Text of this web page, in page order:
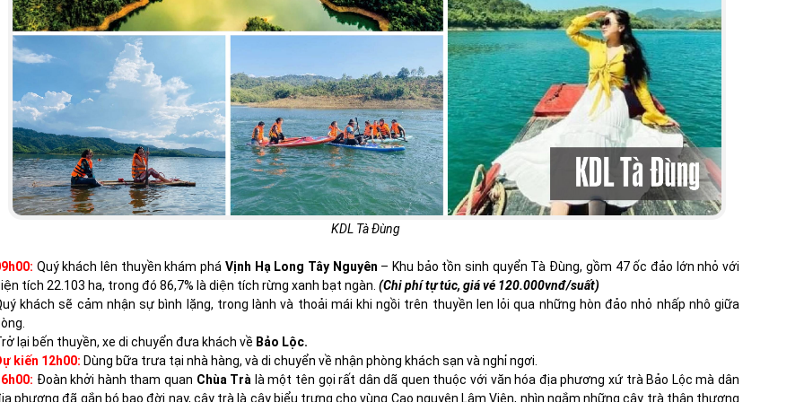
KDL Tà Đùng
Quý khách lên thuyền khám phá Vịnh Hạ Long Tây Nguyên – Khu bảo tồn sinh quyển Tà Đùng, gồm 47 ốc đảo lớn nhỏ với
tích 22.103 ha, trong đó 86,7% là diện tích rừng xanh bạt ngàn. (Chi phí tự túc, giá vé 120.000vnđ/suất)
khách sẽ cảm nhận sự bình lặng, trong lành và thoải mái khi ngồi trên thuyền len lỏi qua những hòn đảo nhỏ nhấp nhô giữa
lại bến thuyền, xe di chuyển đưa khách về Bảo Lộc.
kiến 12h00: Dùng bữa trưa tại nhà hàng, và di chuyển về nhận phòng khách sạn và nghỉ ngơi.
Đoàn khởi hành tham quan Chùa Trà là một tên gọi rất dân dã quen thuộc với văn hóa địa phương xứ trà Bảo Lộc mà dân
phương đã gắn bó bao đời nay, cây trà là cây biểu trưng cho vùng Cao nguyên Lâm Viên, nhìn ngắm những cây trà thân thương